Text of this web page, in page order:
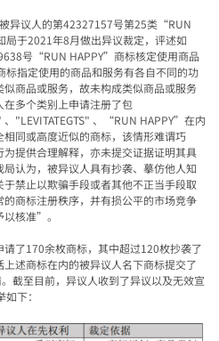
异议人的第42327157号第25类 “RUN
局于2021年8月做出异议裁定，评述如
号 “RUN HAPPY” 商标核定使用商品
标指定使用的商品和服务有各自不同的功
商品或服务，故未构成类似商品或服务
在多个类别上申请注册了包
"LEVITATEGTS" 、“RUN HAPPY”在内
同或高度近似的商标，该情形难谓巧
提供合理解释，亦未提交证据证明其具
认为，被异议人具有抄袭、摹仿他人知
禁止以欺骗手段或者其他不正当手段取
商标注册秩序，并有损公平的市场竞争
核准”。
请了170余枚商标，其中超过120枚抄袭了
述商标在内的被异议人名下商标提交了
截至目前，异议人收到了异议以及无效宣
下：